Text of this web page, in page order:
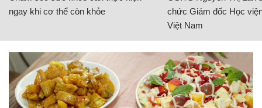
ngay khi cơ thể còn khỏe
chức Giám đốc Học
Việt Nam